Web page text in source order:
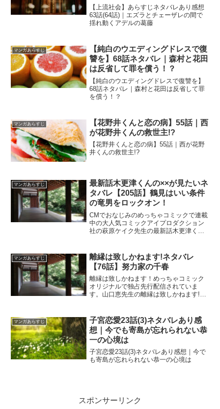
藤
【上流社会】あらすじネタバレあり感想
63話(64話)｜エズラとチェーザレの間で
揺れ動くアデルの葛藤
マンガあらすじ
【純白のウエディングドレスで復
讐を】68話ネタバレ｜森村と花田
は反省して罪を償う！？
【純白のウエディングドレスで復讐を】
68話ネタバレ｜森村と花田は反省して罪
を償う！？
マンガあらすじ
【花野井くんと恋の病】55話｜西
が花野井くんの救世主!?
【花野井くんと恋の病】55話｜西が花野
井くんの救世主!?
マンガあらすじ
最新話木更津くんの××が見たいネ
タバレ【205話】鶴見はいい条件
の竜男をロックオン！
CMでおなじみのめっちゃコミックで連載
中の大人気コミックアイプロダクション
社の萩原ケイク先生の最新話木更津くん
マンガあらすじ
離縁は致しかねます!ネタバレ
【76話】努力家の千春
離縁は致しかねます！めっちゃコミック
オリジナルで独占先行配信されていま
す。山口恵先生の離縁は致しかねます!ネ
マンガあらすじ
子宮恋愛23話(3)ネタバレあり感
想｜今でも寄島が忘れられない恭
一の心境は
子宮恋愛23話(3)ネタバレあり感想｜今で
も寄島が忘れられない恭一の心境は
スポンサーリンク